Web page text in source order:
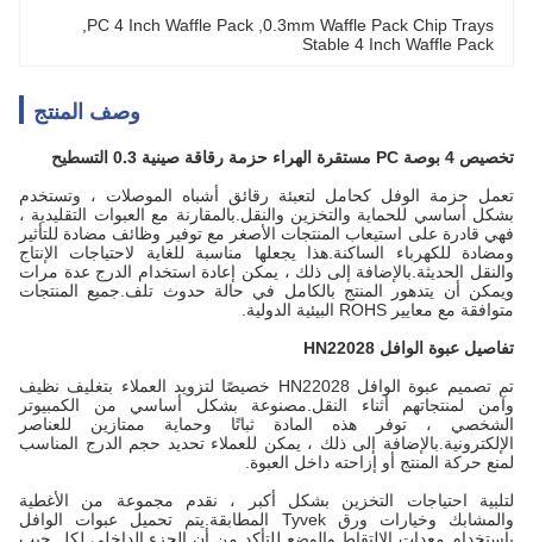
0.3mm Waffle Pack Chip Trays
,
PC 4 Inch Waffle Pack
,
Stable 4 Inch Waffle Pack
وصف المنتج
تخصيص 4 بوصة PC مستقرة الهراء حزمة رقاقة صينية 0.3 التسطيح
تعمل حزمة الوفل كحامل لتعبئة رقائق أشباه الموصلات ، وتستخدم
بشكل أساسي للحماية والتخزين والنقل.بالمقارنة مع العبوات التقليدية ،
فهي قادرة على استيعاب المنتجات الأصغر مع توفير وظائف مضادة للتأثير
ومضادة للكهرباء الساكنة.هذا يجعلها مناسبة للغاية لاحتياجات الإنتاج
والنقل الحديثة.بالإضافة إلى ذلك ، يمكن إعادة استخدام الدرج عدة مرات
ويمكن أن يتدهور المنتج بالكامل في حالة حدوث تلف.جميع المنتجات
متوافقة مع معايير ROHS البيئية الدولية.
تفاصيل عبوة الوافل HN22028
تم تصميم عبوة الوافل HN22028 خصيصًا لتزويد العملاء بتغليف نظيف
وآمن لمنتجاتهم أثناء النقل.مصنوعة بشكل أساسي من الكمبيوتر
الشخصي ، توفر هذه المادة ثباتًا وحماية ممتازين للعناصر
الإلكترونية.بالإضافة إلى ذلك ، يمكن للعملاء تحديد حجم الدرج المناسب
لمنع حركة المنتج أو إزاحته داخل العبوة.
لتلبية احتياجات التخزين بشكل أكبر ، نقدم مجموعة من الأغطية
والمشابك وخيارات ورق Tyvek المطابقة.يتم تحميل عبوات الوافل